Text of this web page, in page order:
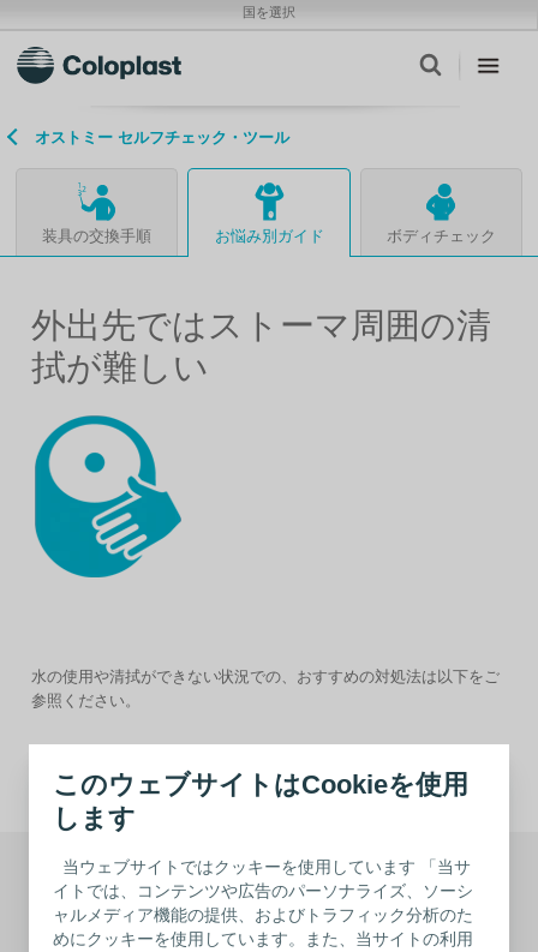
このウェブサイトはCookieを使用
します
当ウェブサイトではクッキーを使用しています 「当サ
イトでは、コンテンツや広告のパーソナライズ、ソーシ
ャルメディア機能の提供、およびトラフィック分析のた
めにクッキーを使用しています。また、当サイトの利用
国を選択
オストミー セルフチェック・ツール
装具の交換手順 お悩み別ガイド ボディチェック
外出先ではストーマ周囲の清
拭が難しい
水の使用や清拭ができない状況での、おすすめの対処法は以下をご
参照ください。
他のお悩みを見る
密着させるには、皮膚が清潔で乾いている必要があります。水分
を拭き取るときは柔らかい素材の物をご使用ください。